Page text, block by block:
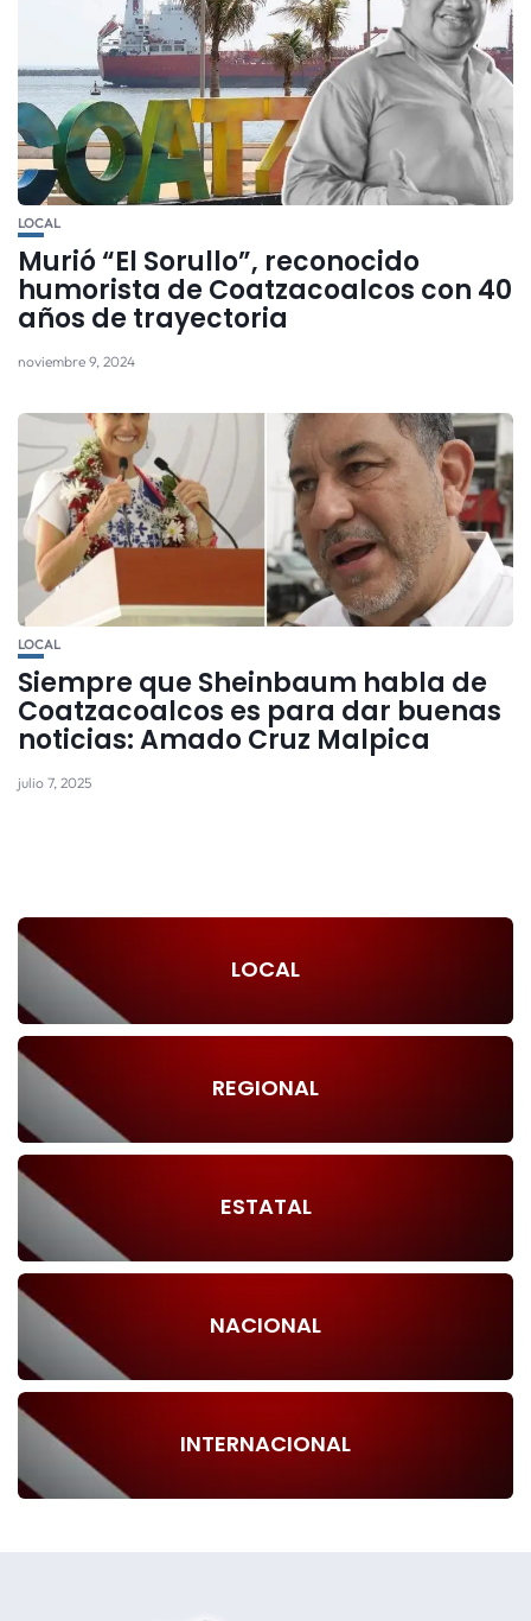
LOCAL
Murió “El Sorullo”, reconocido
humorista de Coatzacoalcos con 40
años de trayectoria
noviembre 9, 2024
LOCAL
Siempre que Sheinbaum habla de
Coatzacoalcos es para dar buenas
noticias: Amado Cruz Malpica
julio 7, 2025
LOCAL
REGIONAL
ESTATAL
NACIONAL
INTERNACIONAL